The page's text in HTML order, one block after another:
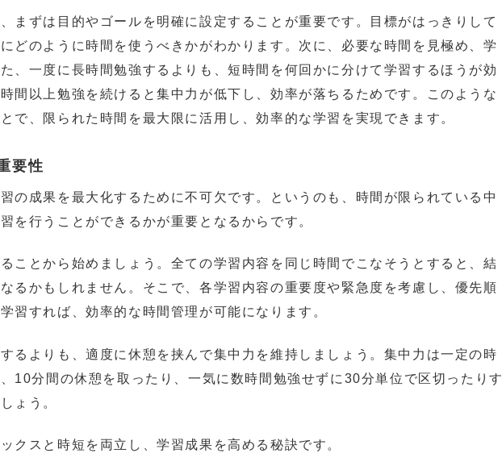
まずは目的やゴールを明確に設定することが重要です。目標がはっきりして
どのように時間を使うべきかがわかります。次に、必要な時間を見極め、学
、一度に長時間勉強するよりも、短時間を何回かに分けて学習するほうが効
間以上勉強を続けると集中力が低下し、効率が落ちるためです。このような
で、限られた時間を最大限に活用し、効率的な学習を実現できます。
要性
の成果を最大化するために不可欠です。というのも、時間が限られている中
を行うことができるかが重要となるからです。
ことから始めましょう。全ての学習内容を同じ時間でこなそうとすると、結
るかもしれません。そこで、各学習内容の重要度や緊急度を考慮し、優先順
習すれば、効率的な時間管理が可能になります。
るよりも、適度に休憩を挟んで集中力を維持しましょう。集中力は一定の時
10分間の休憩を取ったり、一気に数時間勉強せずに30分単位で区切ったりす
ょう。
クスと時短を両立し、学習成果を高める秘訣です。